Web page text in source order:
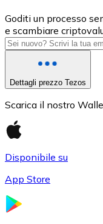
USD Coin
USDC
Goditi un processo
e scambiare
Dettagli prezzo Tezos
Scarica il nostro
Disponibile su
App Store